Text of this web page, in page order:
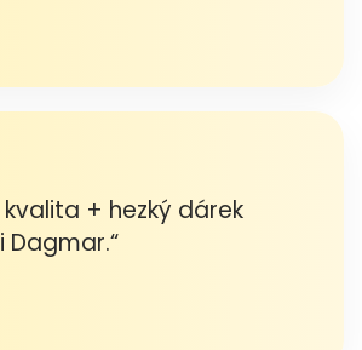
kvalita + hezký dárek
Dagmar.“